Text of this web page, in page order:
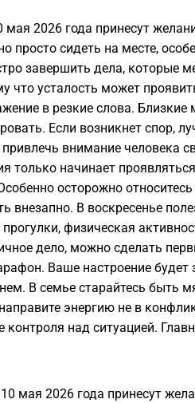
2026 года принесут
просто сидеть на месте,
завершить дела, которые
что усталость может
в резкие слова.
Если возникнет спор,
внимание человека
только начинает
осторожно
внезапно. В воскресенье
физическая
дело, можно сделать
Ваше настроение будет
В семье старайтесь быть
энергию не в
контроля над ситуацией.
мая 2026 года принесут